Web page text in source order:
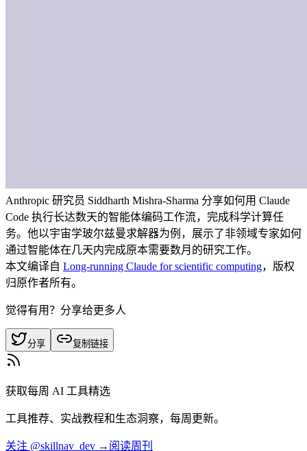
Anthropic 研究员 Siddharth Mishra-Sharma 分享如何用 Claude
Code 执行长达数天的智能体编码工作流，完成科学计算任
务。他以宇宙学玻尔兹曼求解器为例，展示了非领域专家如何
通过智能体在几天内完成原本需要数月的研究工作。
本文编译自 Long-running Claude for scientific computing，版权
归原作者所有。
觉得有用？分享给更多人
分享 复制链接
获取每周 AI 工具精选
工具推荐、实战教程和生态洞察，每周更新。
关注 @skillnav_dev → 阅读周刊